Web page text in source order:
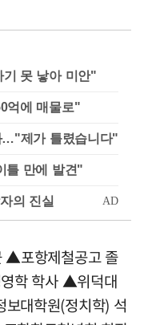
못 낳아 미안"
억에 매물로"
…"제가 틀렸습니다"
틀 만에 발견"
▲포항제철공고 졸
학 학사 ▲위덕대
대학원(정치학) 석